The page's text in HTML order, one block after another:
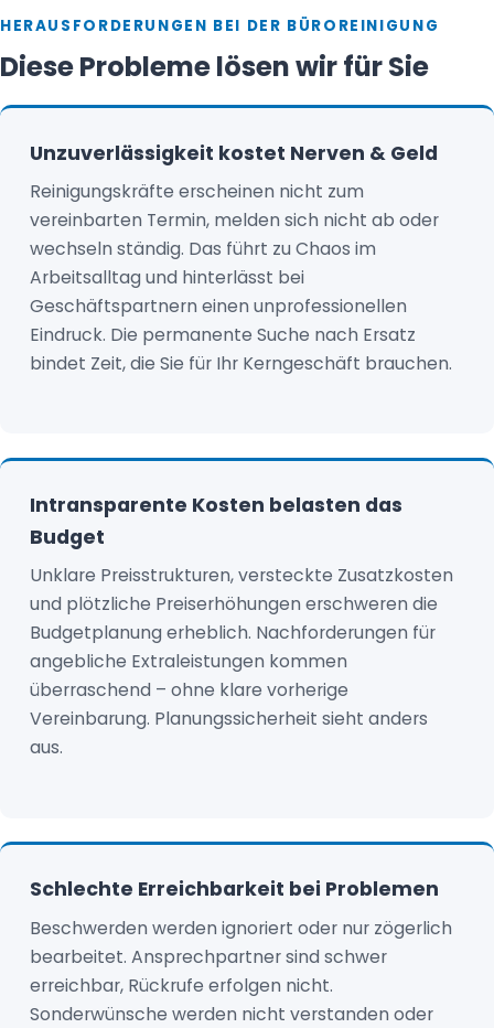
HERAUSFORDERUNGEN BEI DER BÜROREINIGUNG
Diese Probleme lösen wir für Sie
Unzuverlässigkeit kostet Nerven & Geld
Reinigungskräfte erscheinen nicht zum
vereinbarten Termin, melden sich nicht ab oder
wechseln ständig. Das führt zu Chaos im
Arbeitsalltag und hinterlässt bei
Geschäftspartnern einen unprofessionellen
Eindruck. Die permanente Suche nach Ersatz
bindet Zeit, die Sie für Ihr Kerngeschäft brauchen.
Intransparente Kosten belasten das
Budget
Unklare Preisstrukturen, versteckte Zusatzkosten
und plötzliche Preiserhöhungen erschweren die
Budgetplanung erheblich. Nachforderungen für
angebliche Extraleistungen kommen
überraschend – ohne klare vorherige
Vereinbarung. Planungssicherheit sieht anders
aus.
Schlechte Erreichbarkeit bei Problemen
Beschwerden werden ignoriert oder nur zögerlich
bearbeitet. Ansprechpartner sind schwer
erreichbar, Rückrufe erfolgen nicht.
Sonderwünsche werden nicht verstanden oder